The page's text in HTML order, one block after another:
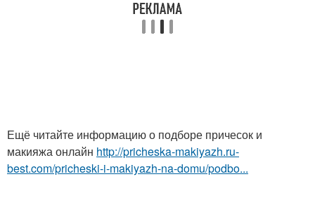
Ещё читайте информацию о подборе причесок и
макияжа онлайн http://pricheska-makiyazh.ru-
best.com/pricheski-i-makiyazh-na-domu/podbo...